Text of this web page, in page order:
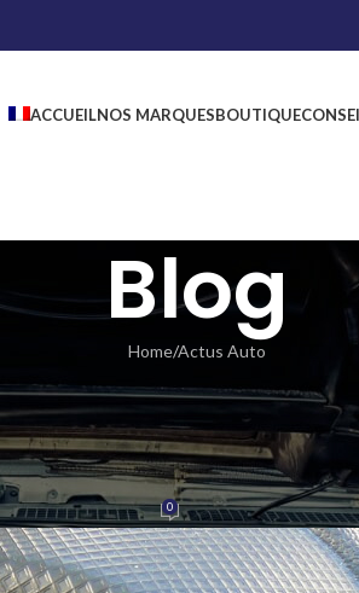
ACCUEILNOS MARQUESBOUTIQUE
Blog
Home Actus Auto
AUTO
CLIMATISATION
On 2 juillet 2019 0